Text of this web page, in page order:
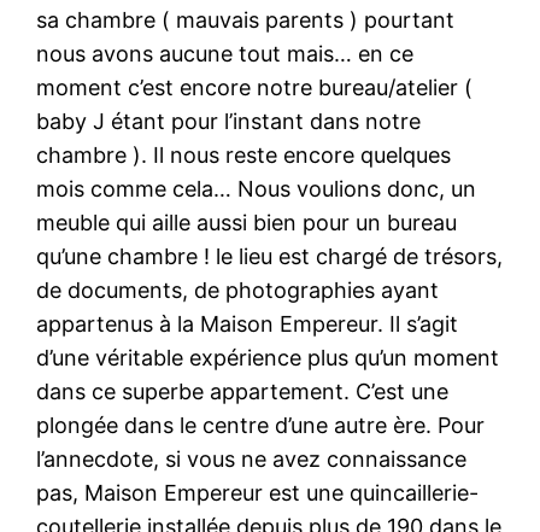
sa chambre ( mauvais parents ) pourtant
nous avons aucune tout mais… en ce
moment c’est encore notre bureau/atelier (
baby J étant pour l’instant dans notre
chambre ). Il nous reste encore quelques
mois comme cela… Nous voulions donc, un
meuble qui aille aussi bien pour un bureau
qu’une chambre ! le lieu est chargé de trésors,
de documents, de photographies ayant
appartenus à la Maison Empereur. Il s’agit
d’une véritable expérience plus qu’un moment
dans ce superbe appartement. C’est une
plongée dans le centre d’une autre ère. Pour
l’annecdote, si vous ne avez connaissance
pas, Maison Empereur est une quincaillerie-
coutellerie installée depuis plus de 190 dans le